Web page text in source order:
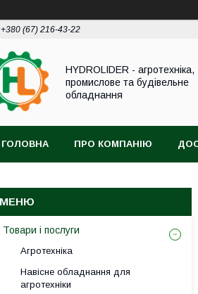
+380 (67) 216-43-22
HYDROLIDER - агротехніка,
промислове та будівельне
обладнання
ГОЛОВНА ПРО КОМПАНІЮ
Товари і послуги
Агротехніка
Навісне обладнання для
агротехніки